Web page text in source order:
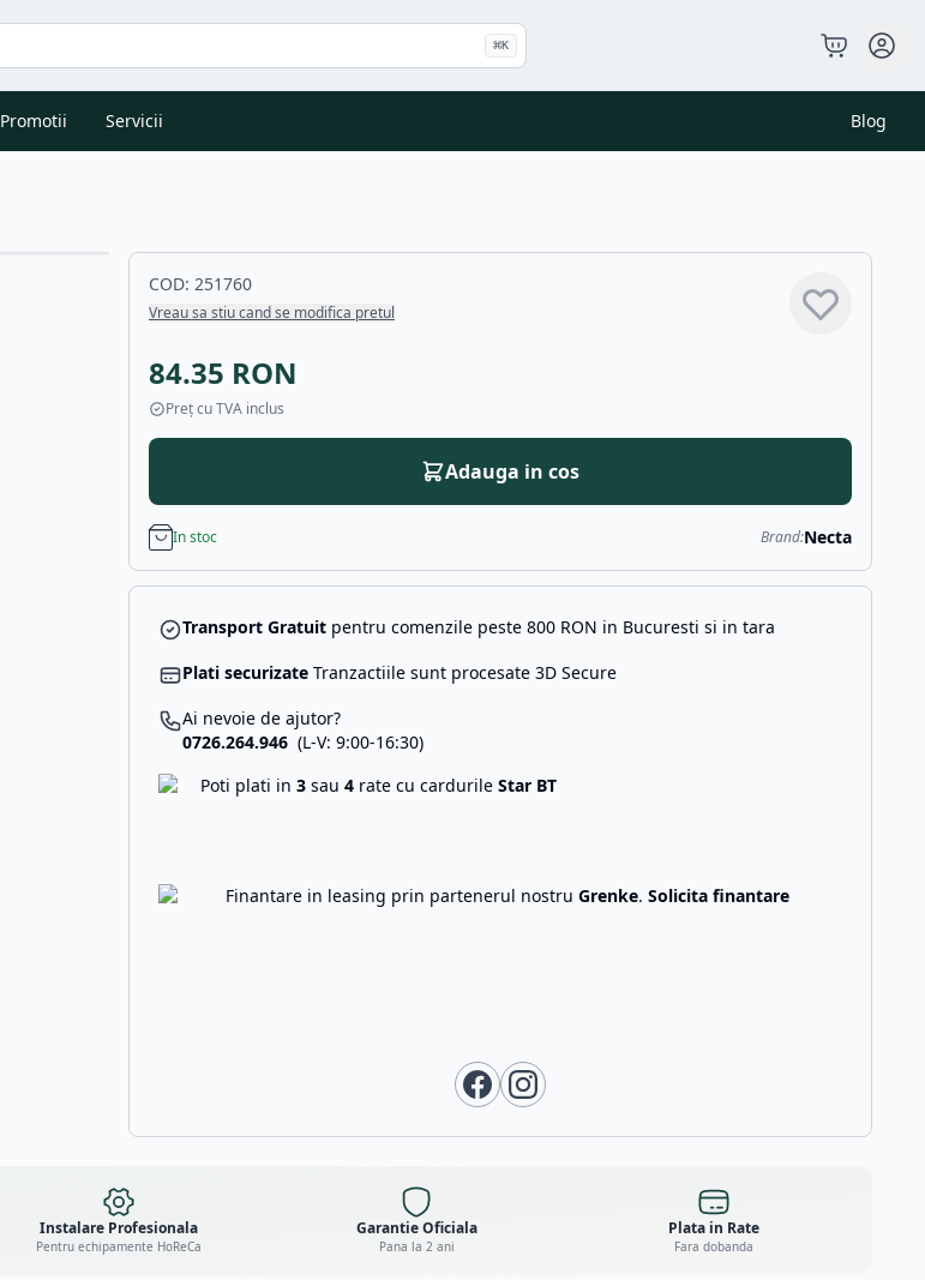
⌘K
Promotii Servicii Blog
COD: 251760
Vreau sa stiu cand se modifica pretul
84.35 RON
Preț cu TVA inclus
Adauga in cos
In stoc Brand:Necta
Transport Gratuit pentru comenzile peste 800 RON in Bucuresti si in tara
Plati securizate Tranzactiile sunt procesate 3D Secure
Ai nevoie de ajutor?
0726.264.946 (L-V: 9:00-16:30)
Poti plati in 3 sau 4 rate cu cardurile Star BT
Finantare in leasing prin partenerul nostru Grenke. Solicita finantare
Instalare Profesionala
Pentru echipamente HoReCa
Garantie Oficiala
Pana la 2 ani
Plata in Rate
Fara dobanda